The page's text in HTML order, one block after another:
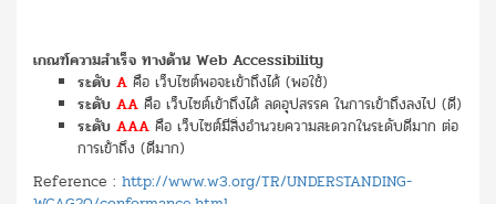
เกณฑ์ความสำเร็จ ทางด้าน Web Accessibility
ระดับ A คือ เว็บไซต์พอจะเข้าถึงได้ (พอใช้)
ระดับ AA คือ เว็บไซต์เข้าถึงได้ ลดอุปสรรค ในการเข้าถึงลงไป (ดี)
ระดับ AAA คือ เว็บไซต์มีสิ่งอำนวยความสะดวกในระดับดีมาก ต่อ
การเข้าถึง (ดีมาก)
Reference : http://www.w3.org/TR/UNDERSTANDING-